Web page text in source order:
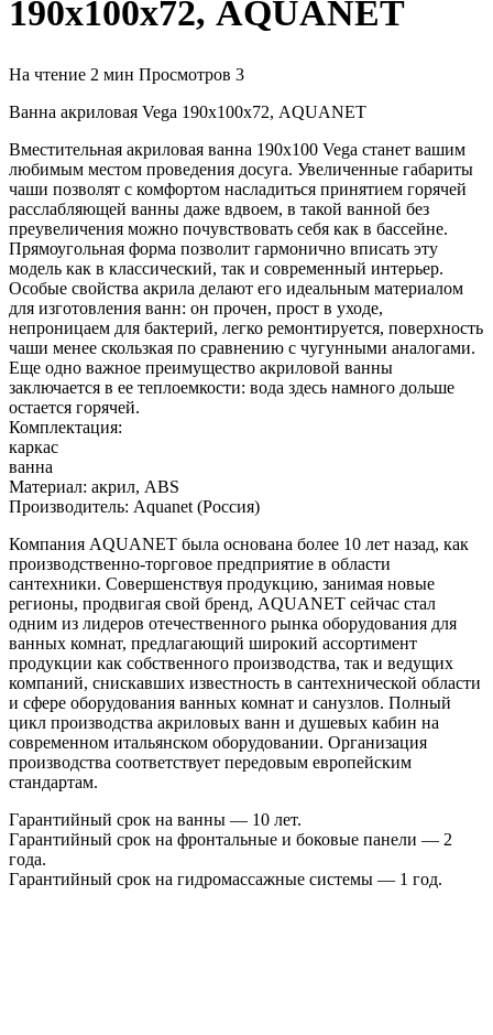
190х100х72, AQUANET
На чтение 2 мин Просмотров 3
Ванна акриловая Vega 190х100х72, AQUANET
Вместительная акриловая ванна 190х100 Vega станет вашим
любимым местом проведения досуга. Увеличенные габариты
чаши позволят с комфортом насладиться принятием горячей
расслабляющей ванны даже вдвоем, в такой ванной без
преувеличения можно почувствовать себя как в бассейне.
Прямоугольная форма позволит гармонично вписать эту
модель как в классический, так и современный интерьер.
Особые свойства акрила делают его идеальным материалом
для изготовления ванн: он прочен, прост в уходе,
непроницаем для бактерий, легко ремонтируется, поверхность
чаши менее скользкая по сравнению с чугунными аналогами.
Еще одно важное преимущество акриловой ванны
заключается в ее теплоемкости: вода здесь намного дольше
остается горячей.
Комплектация:
каркас
ванна
Материал: акрил, ABS
Производитель: Aquanet (Россия)
Компания AQUANET была основана более 10 лет назад, как
производственно-торговое предприятие в области
сантехники. Совершенствуя продукцию, занимая новые
регионы, продвигая свой бренд, AQUANET сейчас стал
одним из лидеров отечественного рынка оборудования для
ванных комнат, предлагающий широкий ассортимент
продукции как собственного производства, так и ведущих
компаний, снискавших известность в сантехнической области
и сфере оборудования ванных комнат и санузлов. Полный
цикл производства акриловых ванн и душевых кабин на
современном итальянском оборудовании. Организация
производства соответствует передовым европейским
стандартам.
Гарантийный срок на ванны — 10 лет.
Гарантийный срок на фронтальные и боковые панели — 2
года.
Гарантийный срок на гидромассажные системы — 1 год.